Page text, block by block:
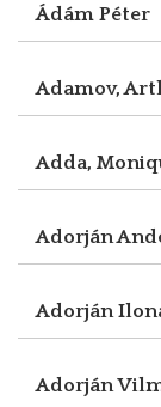
Ádám Péter
Adamov,
Adda,
Adorján
Adorján
Adorján